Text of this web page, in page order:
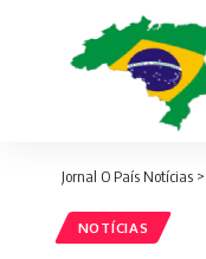
Jornal O País Notícias >
NOTÍCIAS